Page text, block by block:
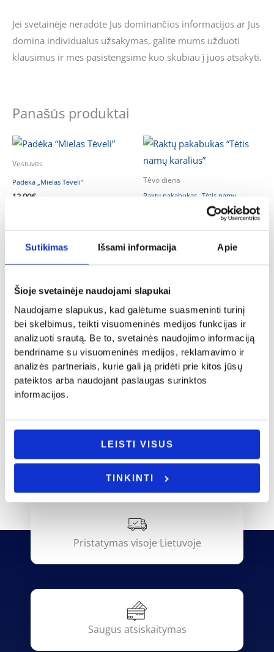
Sutikimas Išsami informacija Apie
Šioje svetainėje naudojami slapukai
Naudojame slapukus, kad galėtume suasmeninti turinį
bei skelbimus, teikti visuomeninės medijos funkcijas ir
analizuoti srautą. Be to, svetainės naudojimo informaciją
bendriname su visuomeninės medijos, reklamavimo ir
analizės partneriais, kurie gali ją pridėti prie kitos jūsų
pateiktos arba naudojant paslaugas surinktos
informacijos.
LEISTI VISUS
TINKINTI
Jei svetainėje neradote Jus dominančios informacijos ar Jus
domina individualus užsakymas, galite mums užduoti
klausimus ir mes pasistengsime kuo skubiau į juos atsakyti.
Panašūs produktai
Vestuvės
Padėka „Mielas Tėveli”
12.00€
Tėvo diena
Raktų pakabukas „Tėtis namų
Į KREPŠELĮ
Krikštynos
Puodelis „Krikšto tėčio”
12.00€
Į KREPŠELĮ
Krikštynos
Puodelis „Kai dievas dalino”
9.00€
Į KREPŠELĮ
Pristatymas visoje Lietuvoje
Saugus atsiskaitymas